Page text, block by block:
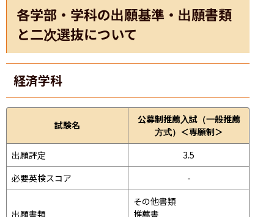
各学部・学科の出願基準・出願書類
と二次選抜について
経済学科
試験名
公募制推薦入試（一般推薦
方式）＜専願制＞
出願評定
3.5
必要英検スコア
-
出願書類
その他書類
推薦書